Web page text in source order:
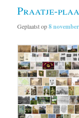
Praatje-
Geplaatst op8